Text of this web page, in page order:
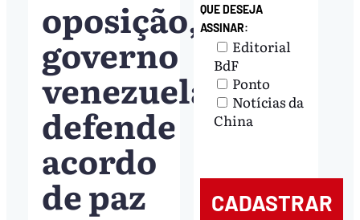
oposição,
governo
venezuelano
defende
acordo
de paz
QUE DESEJA
ASSINAR:
Editorial
BdF
Ponto
Notícias da
China